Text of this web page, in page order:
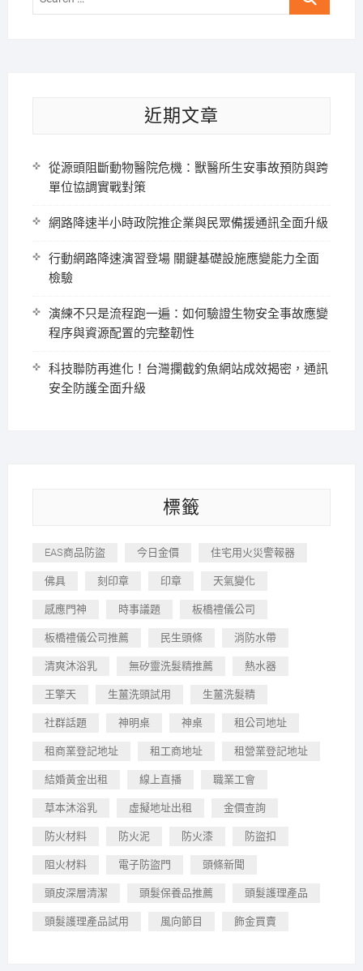
近期文章
從源頭阻斷動物醫院危機：獸醫所生安事故預防與跨
單位協調實戰對策
網路降速半小時政院推企業與民眾備援通訊全面升級
行動網路降速演習登場 關鍵基礎設施應變能力全面
檢驗
演練不只是流程跑一遍：如何驗證生物安全事故應變
程序與資源配置的完整韌性
科技聯防再進化！台灣攔截釣魚網站成效揭密，通訊
安全防護全面升級
標籤
EAS商品防盜 今日金價 住宅用火災警報器
佛具 刻印章 印章 天氣變化
感應門神 時事議題 板橋禮儀公司
板橋禮儀公司推薦 民生頭條 消防水帶
清爽沐浴乳 無矽靈洗髮精推薦 熱水器
王擎天 生薑洗頭試用 生薑洗髮精
社群話題 神明桌 神桌 租公司地址
租商業登記地址 租工商地址 租營業登記地址
結婚黃金出租 線上直播 職業工會
草本沐浴乳 虛擬地址出租 金價查詢
防火材料 防火泥 防火漆 防盜扣
阻火材料 電子防盜門 頭條新聞
頭皮深層清潔 頭髮保養品推薦 頭髮護理產品
頭髮護理產品試用 風向節目 飾金買賣